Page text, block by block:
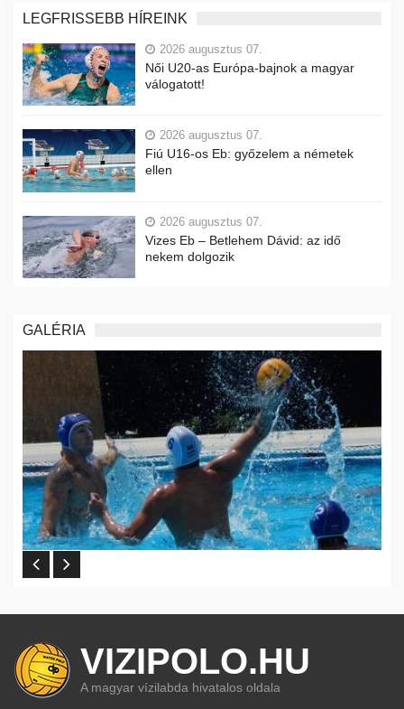
LEGFRISSEBB HÍREINK
2026 augusztus 07.
Női U20-as Európa-bajnok a magyar
válogatott!
2026 augusztus 07.
Fiú U16-os Eb: győzelem a németek
ellen
2026 augusztus 07.
Vizes Eb – Betlehem Dávid: az idő
nekem dolgozik
GALÉRIA
VIZIPOLO.HU
A magyar vízilabda hivatalos oldala